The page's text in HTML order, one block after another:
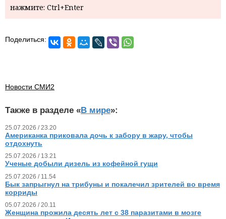
нажмите: Ctrl+Enter
Поделиться:
Новости СМИ2
Также в разделе «В мире»:
25.07.2026 / 23.20
Американка приковала дочь к забору в жару, чтобы
отдохнуть
25.07.2026 / 13.21
Ученые добыли дизель из кофейной гущи
25.07.2026 / 11.54
Бык запрыгнул на трибуны и покалечил зрителей во время
корриды
05.07.2026 / 20.11
Женщина прожила десять лет с 38 паразитами в мозге